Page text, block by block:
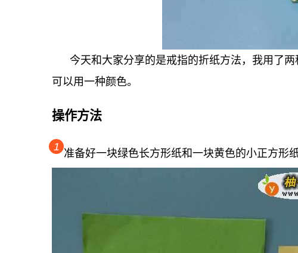
今天和大家分享的是戒指的折纸方法，我用了两
可以用一种颜色。
操作方法
1
准备好一块绿色长方形纸和一块黄色的小正方形纸